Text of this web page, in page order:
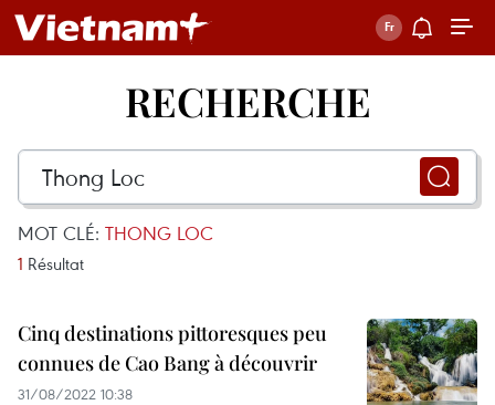
RECHERCHE
MOT CLÉ: THONG LOC
1 Résultat
Cinq destinations pittoresques peu
connues de Cao Bang à découvrir
31/08/2022 10:38